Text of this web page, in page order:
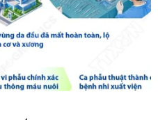
TÁM, KHÚC THANH